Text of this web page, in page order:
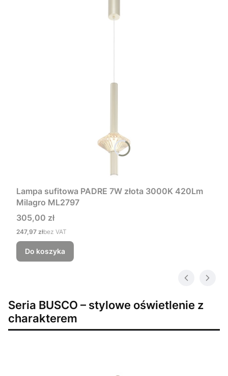
Lampa sufitowa PADRE 7W złota 3000K 420Lm
Milagro ML2797
Cena
305,00 zł
Cena
247,97 złbez VAT
Do koszyka
Seria BUSCO – stylowe oświetlenie z
charakterem